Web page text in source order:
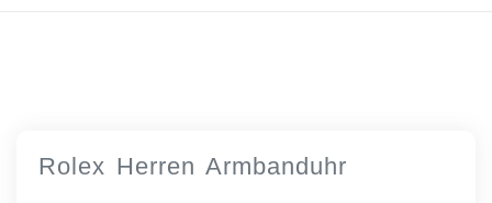
Rolex Herren Armbanduhr